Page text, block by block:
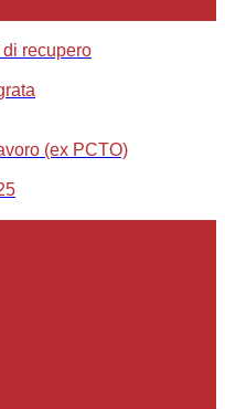
recupero
(ex PCTO)